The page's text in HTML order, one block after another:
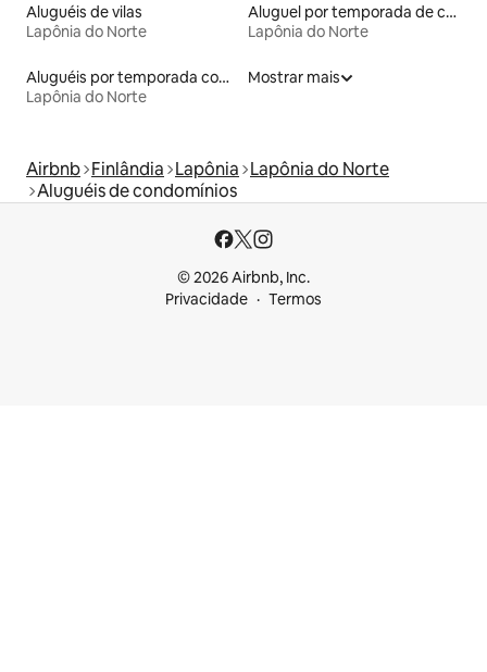
Aluguéis de vilas
Lapônia do Norte
Aluguel por temporada de casas de hóspedes
Lapônia do Norte
Aluguéis por temporada com acesso à praia
Lapônia do Norte
Mostrar mais
Airbnb Finlândia Lapônia Lapônia do Norte
Aluguéis de condomínios
© 2026 Airbnb, Inc.
Privacidade
Termos